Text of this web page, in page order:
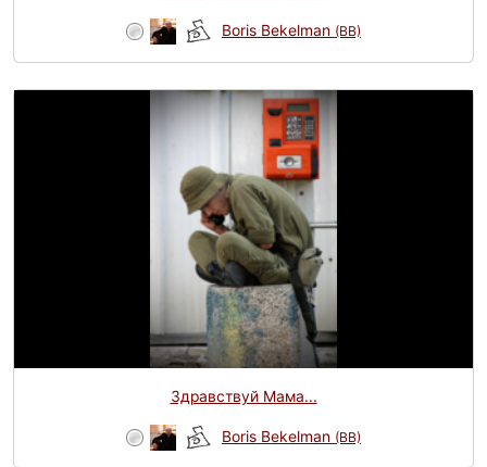
Boris Bekelman (BB)
Здравствуй Мама...
Boris Bekelman (BB)